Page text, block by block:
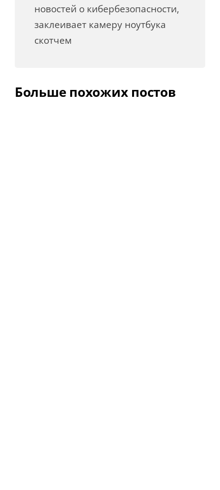
новостей о кибербезопасности,
заклеивает камеру ноутбука
скотчем
Больше похожих постов